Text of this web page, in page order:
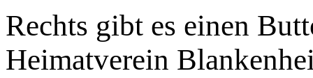
Rechts gibt es einen
Heimatverein